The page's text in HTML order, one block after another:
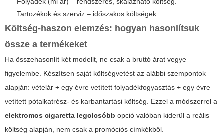
Tartozékok és szerviz – időszakos költségek.
Költség-haszon elemzés: hogyan hasonlítsuk
össze a termékeket
Ha összehasonlít két modellt, ne csak a bruttó árat vegye
figyelembe. Készítsen saját költségvetést az alábbi szempontok
alapján: vételár + egy évre vetített folyadékfogyasztás + egy évre
vetített pótalkatrész- és karbantartási költség. Ezzel a módszerrel a
elektromos cigaretta legolcsóbb opció valóban kiderül a reális
költség alapján, nem csak a promóciós címkékből.